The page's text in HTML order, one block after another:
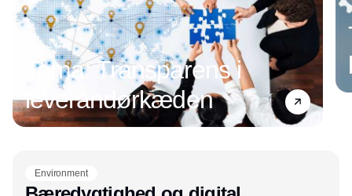
Tema: Transparens i
leverandørkæden
Environment